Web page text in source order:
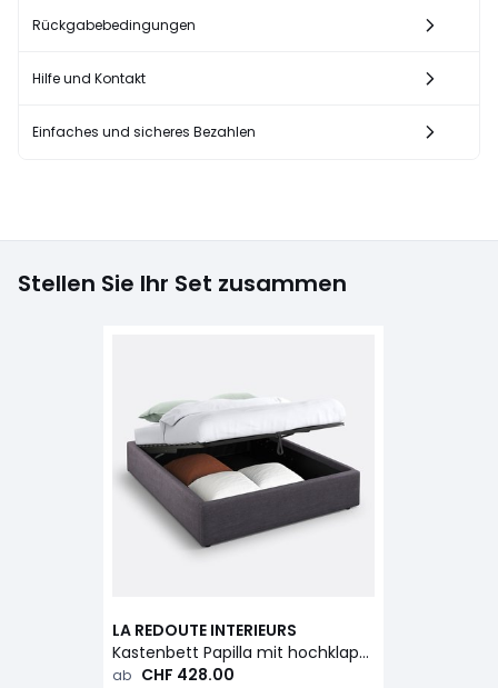
Rückgabebedingungen
Hilfe und Kontakt
Einfaches und sicheres Bezahlen
Stellen Sie Ihr Set zusammen
LA REDOUTE INTERIEURS
Kastenbett Papilla mit hochklappbarem Lattenrost
ab CHF 428.00